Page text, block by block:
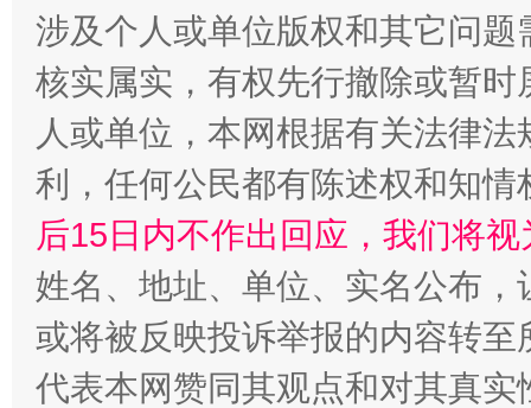
网上购药对药下症？
涉及个人或单位版权和其它问题
核实属实，有权先行撤除或暂
人或单位，本网根据有关法律
利，任何公民都有陈述权和知情
后15日内不作出回应，我们将
姓名、地址、单位、实名公布
或将被反映投诉举报的内容转
代表本网赞同其观点和对其真实